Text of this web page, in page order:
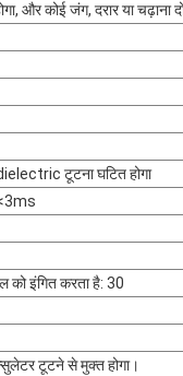
और कोई जंग, दरार या चढ़ाना
टूटना घटित होगा
को इंगित करता है: 30
टूटने से मुक्त होगा।